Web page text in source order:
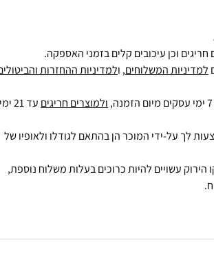
וכן עיכובים קלים בזמני האספקה.
למדיניות המשלוחים, ולמדיניות ההחזרות
ולמוצרים חריגים עד 21 ימי
לך על-ידי המוכר הן בהתאם לגודלו ולאופיו של
הירוק עשויים להיות כרוכים בעלות משלוח נוספת,